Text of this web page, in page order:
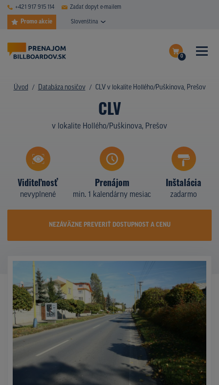
+421 917 915 114 Zadať dopyt e-mailem
Promo akcie Slovenština
0
Dokončiť dopyt
Zobraziť nosiče na mape
DATABÁZA NOSIČOV
PLOCHY V AKCII
TYPY NOSIČOV
Z PRAXE
Úvod Databáza nosičov CLV v lokalite Hollého/Puškinova, Prešov
CLV
v lokalite Hollého/Puškinova, Prešov
Viditeľnosť
nevyplnené
Prenájom
min. 1 kalendárny mesiac
Inštalácia
zadarmo
NEZÁVÄZNE PREVERIŤ DOSTUPNOST A CENU